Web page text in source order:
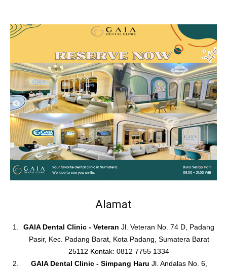
Alamat
GAIA Dental Clinic - Veteran Jl. Veteran No. 74 D, Padang
Pasir, Kec. Padang Barat, Kota Padang, Sumatera Barat
25112 Kontak: 0812 7755 1334
GAIA Dental Clinic - Simpang Haru Jl. Andalas No. 6,